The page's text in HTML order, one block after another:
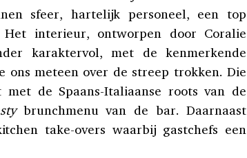
sfeer, hartelijk personeel, een top
interieur, ontworpen door Coralie
karaktervol, met de kenmerkende
ons meteen over de streep trokken. Die
de Spaans-Italiaanse roots van de
brunchmenu van de bar. Daarnaast
take-overs waarbij gastchefs een